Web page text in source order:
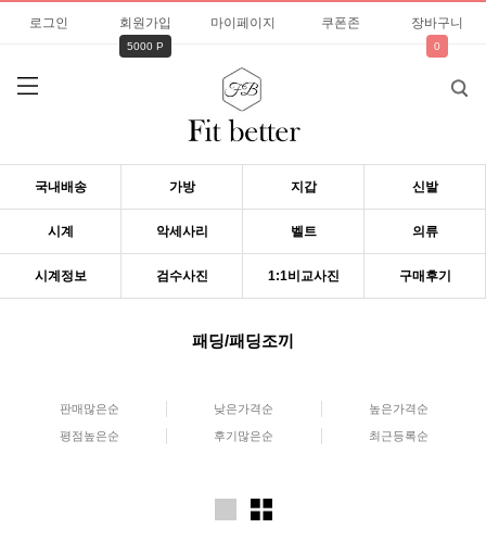
로그인 회원가입
5000 P
마이페이지 쿠폰존 장바구니
0
국내배송 가방 지갑 신발
시계 악세사리 벨트 의류
시계정보 검수사진 1:1비교사진 구매후기
패딩/패딩조끼
판매많은순 낮은가격순 높은가격순
평점높은순 후기많은순 최근등록순